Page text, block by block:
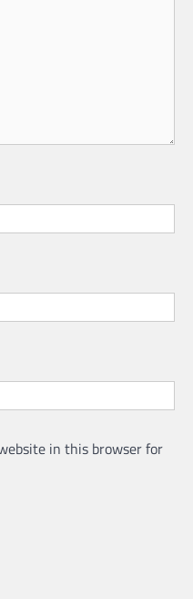
in this browser for